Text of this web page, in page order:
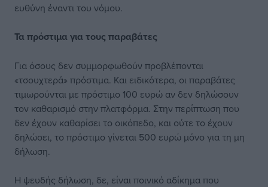
ευθύνη έναντι του νόμου.
Τα πρόστιμα για τους παραβάτες
Για όσους δεν συμμορφωθούν προβλέπονται
«τσουχτερά» πρόστιμα. Και ειδικότερα, οι παραβάτες
τιμωρούνται με πρόστιμο 100 ευρώ αν δεν δηλώσουν
τον καθαρισμό στην πλατφόρμα. Στην περίπτωση που
δεν έχουν καθαρίσει το οικόπεδο, και ούτε το έχουν
δηλώσει, το πρόστιμο γίνεται 500 ευρώ μόνο για τη μη
δήλωση.
Η ψευδής δήλωση, δε, είναι ποινικό αδίκημα που